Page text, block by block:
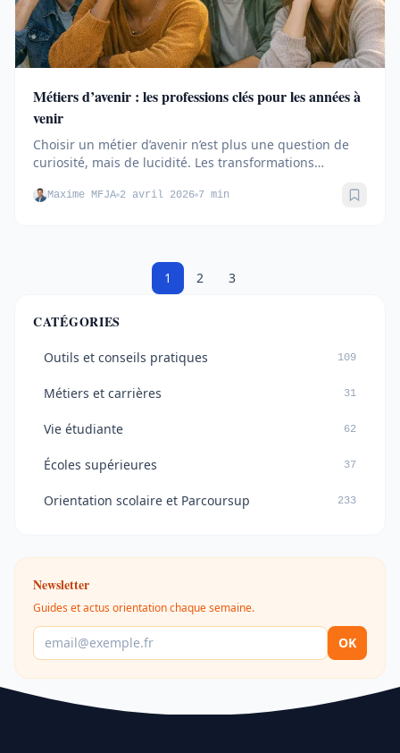
Métiers d’avenir : les professions clés pour les années à
venir
Choisir un métier d’avenir n’est plus une question de
curiosité, mais de lucidité. Les transformations
Maxime MFJA 2 avril 2026 7 min
1 2 3
CATÉGORIES
Outils et conseils pratiques 109
Métiers et carrières 31
Vie étudiante 62
Écoles supérieures 37
Orientation scolaire et Parcoursup 233
Newsletter
Guides et actus orientation chaque semaine.
OK